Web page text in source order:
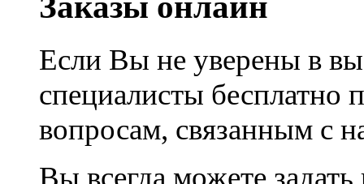
Если Вы не уверены в
специалисты
вопросам, связанным с
Вы всегда можете